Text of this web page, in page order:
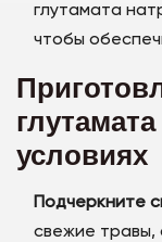
глутамата
чтобы
условиях
Подчеркните
свежие травы,